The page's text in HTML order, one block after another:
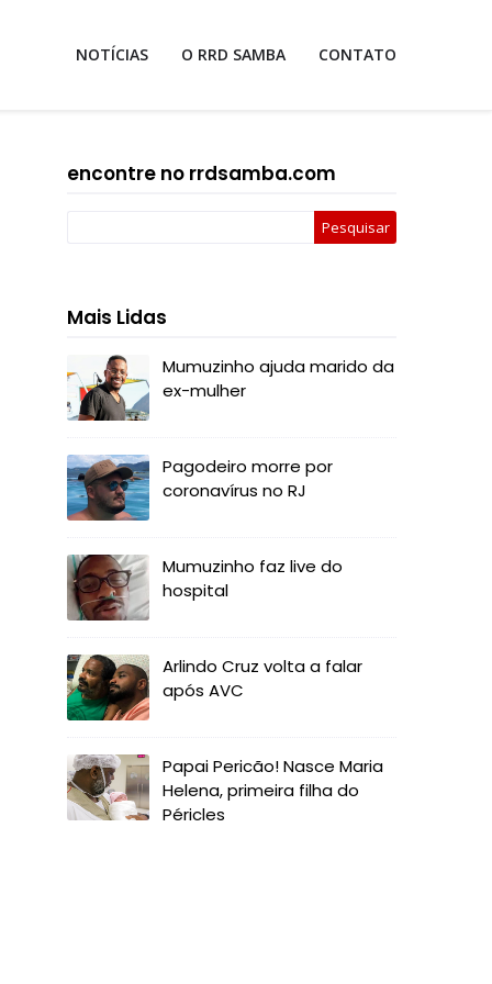
NOTÍCIAS O RRD SAMBA CONTATO
encontre no rrdsamba.com
Mais Lidas
Mumuzinho ajuda marido da
ex-mulher
Pagodeiro morre por
coronavírus no RJ
Mumuzinho faz live do
hospital
Arlindo Cruz volta a falar
após AVC
Papai Pericão! Nasce Maria
Helena, primeira filha do
Péricles